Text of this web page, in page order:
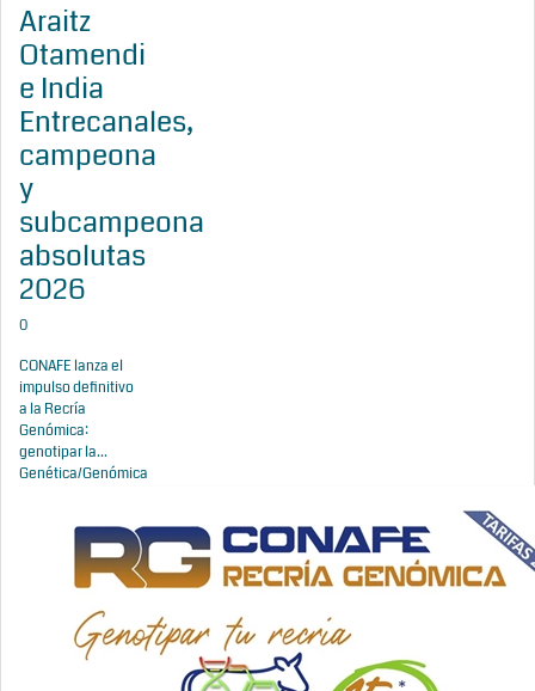
Araitz
Otamendi
e India
Entrecanales,
campeona
y
subcampeona
absolutas
2026
0
CONAFE lanza el
impulso definitivo
a la Recría
Genómica:
genotipar la...
Genética/Genómica